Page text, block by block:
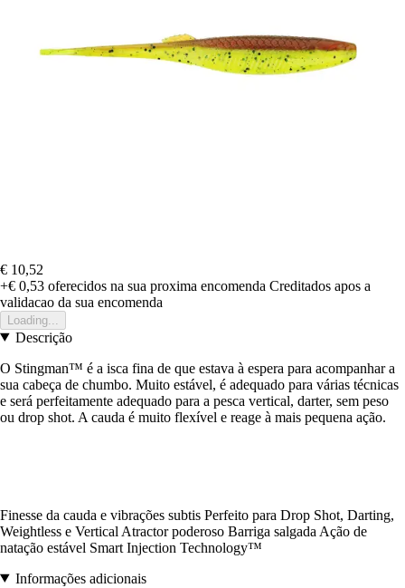
€ 10,52
+€ 0,53 oferecidos na sua proxima encomenda Creditados apos a
validacao da sua encomenda
Loading...
Descrição
O Stingman™ é a isca fina de que estava à espera para acompanhar a
sua cabeça de chumbo. Muito estável, é adequado para várias técnicas
e será perfeitamente adequado para a pesca vertical, darter, sem peso
ou drop shot. A cauda é muito flexível e reage à mais pequena ação.
Finesse da cauda e vibrações subtis Perfeito para Drop Shot, Darting,
Weightless e Vertical Atractor poderoso Barriga salgada Ação de
natação estável Smart Injection Technology™
Informações adicionais